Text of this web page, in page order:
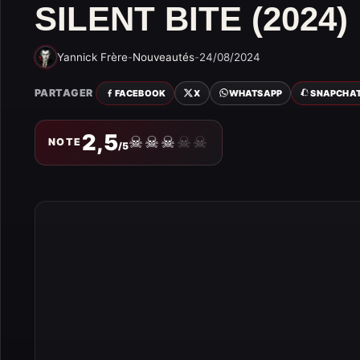
SILENT BITE (2024)
Yannick Frère-Nouveautés-24/08/2024
PARTAGER FACEBOOK X WHATSAPP
NOTE 2,5/5☠☠☠☠☠